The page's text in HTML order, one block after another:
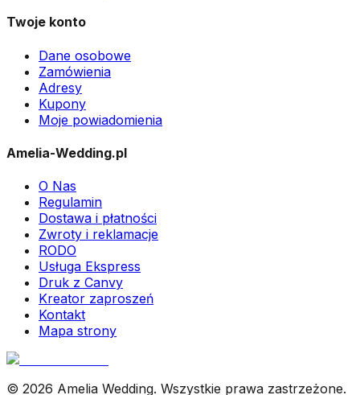
Twoje konto
Dane osobowe
Zamówienia
Adresy
Kupony
Moje powiadomienia
Amelia-Wedding.pl
O Nas
Regulamin
Dostawa i płatności
Zwroty i reklamacje
RODO
Usługa Ekspress
Druk z Canvy
Kreator zaproszeń
Kontakt
Mapa strony
© 2026 Amelia Wedding. Wszystkie prawa zastrzeżone.